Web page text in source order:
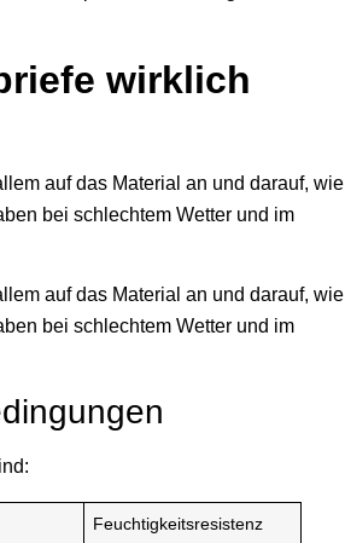
wirklich
auf das Material an und darauf, wie
bei schlechtem Wetter und im
auf das Material an und darauf, wie
bei schlechtem Wetter und im
Feuchtigkeitsresistenz